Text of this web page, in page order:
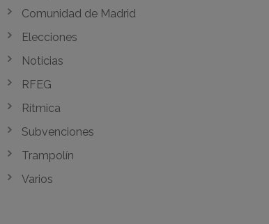
Comunidad de Madrid
Elecciones
Noticias
RFEG
Rítmica
Subvenciones
Trampolín
Varios